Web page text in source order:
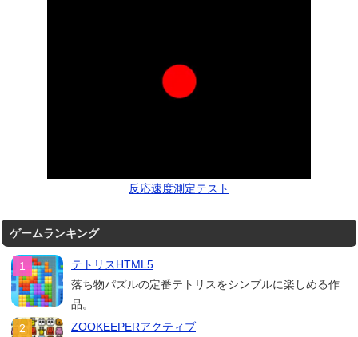
反応速度測定テスト
ゲームランキング
テトリスHTML5
落ち物パズルの定番テトリスをシンプルに楽しめる作
品。
ZOOKEEPERアクティブ